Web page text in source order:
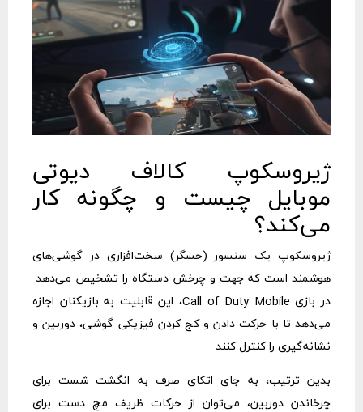
ژیروسکوپ کالاف دیوتی
موبایل چیست و چگونه کار
می‌کند؟
ژیروسکوپ یک سنسور (حسگر) سخت‌افزاری در گوشی‌های
هوشمند است که جهت و چرخش دستگاه را تشخیص می‌دهد.
در بازی Call of Duty Mobile، این قابلیت به بازیکنان اجازه
می‌دهد تا با حرکت دادن و کج کردن فیزیکی گوشی، دوربین و
نشانه‌گیری را کنترل کنند.
بدین ترتیب، به جای اتکای صرف به انگشت شست برای
چرخاندن دوربین، می‌توان از حرکات ظریف مچ دست برای